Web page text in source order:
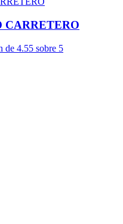
CARRETERO
de 4.55 sobre 5